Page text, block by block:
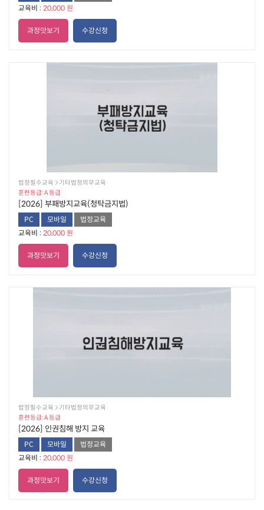
교육비 : 20,000 원
과정맛보기 수강신청
법정필수교육  기타법정의무교육
훈련등급: A 등급
[2026] 부패방지교육(청탁금지법)
PC 모바일
법정교육
교육비 : 20,000 원
과정맛보기 수강신청
법정필수교육  기타법정의무교육
훈련등급: A 등급
[2026] 인권침해 방지 교육
PC 모바일
법정교육
교육비 : 20,000 원
과정맛보기 수강신청